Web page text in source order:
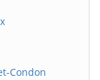
Condon